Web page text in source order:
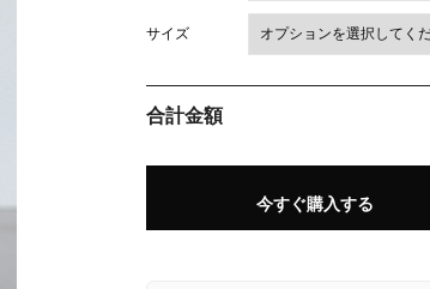
サイズ
合計金額
今すぐ購入する